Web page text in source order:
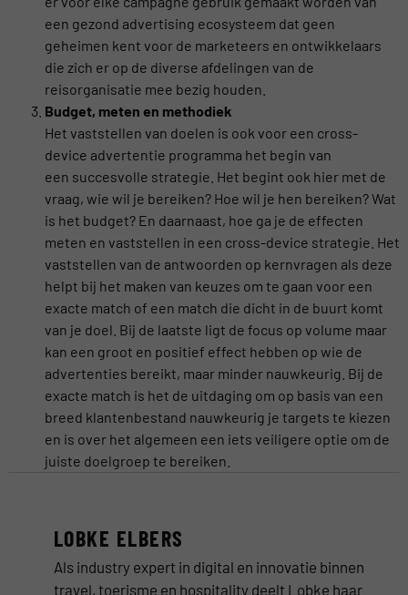
een gezond advertising ecosysteem dat geen
geheimen kent voor de marketeers en ontwikkelaars
die zich er op de diverse afdelingen van de
reisorganisatie mee bezig houden.
Budget, meten en methodiek
Het vaststellen van doelen is ook voor een cross-
device advertentie programma het begin van
een succesvolle strategie. Het begint ook hier met de
vraag, wie wil je bereiken? Hoe wil je hen bereiken? Wat
is het budget? En daarnaast, hoe ga je de effecten
meten en vaststellen in een cross-device strategie. Het
vaststellen van de antwoorden op kernvragen als deze
helpt bij het maken van keuzes om te gaan voor een
exacte match of een match die dicht in de buurt komt
van je doel. Bij de laatste ligt de focus op volume maar
kan een groot en positief effect hebben op wie de
advertenties bereikt, maar minder nauwkeurig. Bij de
exacte match is het de uitdaging om op basis van een
breed klantenbestand nauwkeurig je targets te kiezen
en is over het algemeen een iets veiligere optie om de
juiste doelgroep te bereiken.
LOBKE ELBERS
Als industry expert in digital en innovatie binnen
travel, toerisme en hospitality deelt Lobke haar